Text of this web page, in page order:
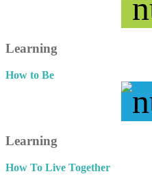
Learning
How to Be
Learning
How To Live Together